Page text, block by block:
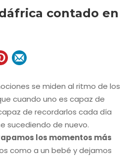
contado en
se miden al ritmo de los
cuando uno es capaz de
de recordarlos cada día
sucediendo de nuevo.
los momentos más
como a un bebé y dejamos